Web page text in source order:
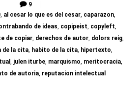
9
al cesar lo que es del cesar caparazon
de ideas copipeist copyleft
de copiar derechos de autor dolors reig
de la cita habito de la cita hipertexto
julen iturbe, marquismo meritocracia,
de autoria reputacion intelectual